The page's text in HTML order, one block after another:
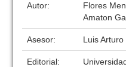
Autor:
Flores
Amaton
Asesor: Luis
Editorial: